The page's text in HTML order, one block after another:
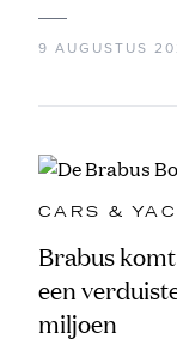
9 AUGUSTUS
CARS &
Brabus
een
miljoen